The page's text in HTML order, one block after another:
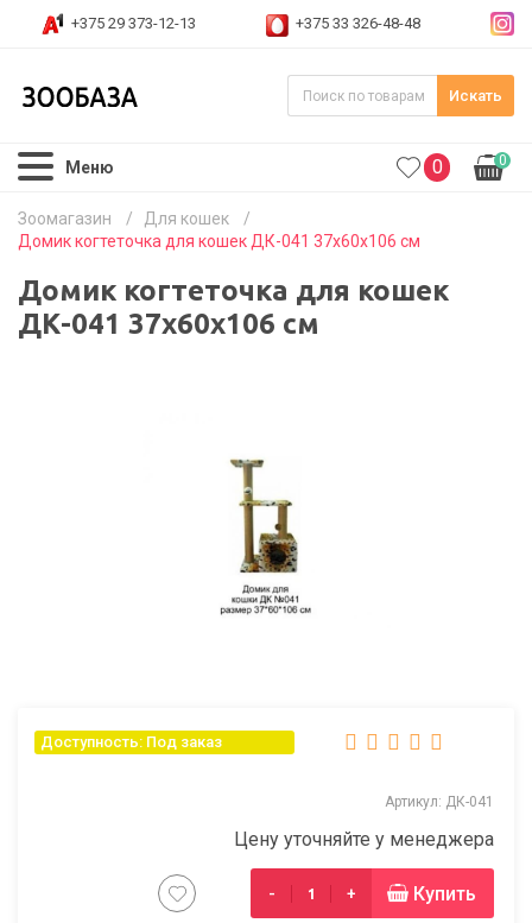
+375 29 373-12-13 +375 33 326-48-48
Искать
Меню 0 0
Зоомагазин / Для кошек
/
Домик когтеточка для кошек ДК-041 37х60х106 см
Домик когтеточка для кошек
ДК-041 37х60х106 см
Доступность: Под заказ
Артикул: ДК-041
Цену уточняйте у менеджера
- + Купить